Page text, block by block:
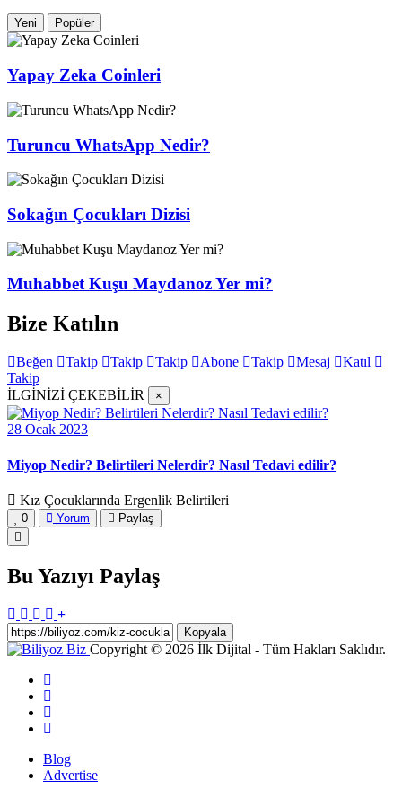
Yeni Popüler
Yapay Zeka Coinleri
Turuncu WhatsApp Nedir?
Sokağın Çocukları Dizisi
Muhabbet Kuşu Maydanoz Yer mi?
Bize Katılın
Beğen Takip Takip Takip Abone Takip Mesaj
Katıl
Takip
İLGİNİZİ ÇEKEBİLİR
×
28 Ocak 2023
Miyop Nedir? Belirtileri Nelerdir? Nasıl Tedavi edilir?
Kız Çocuklarında Ergenlik Belirtileri
0 Yorum Paylaş
Bu Yazıyı Paylaş
Kopyala
Copyright © 2026 İlk Dijital - Tüm Hakları Saklıdır.
Blog
Advertise